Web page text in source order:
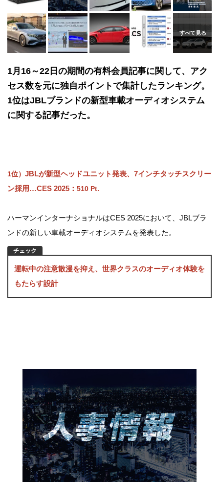
1月16～22日の期間の有料会員記事に関して、アク
セス数を元に独自ポイントで集計したランキング。
1位はJBLブランドの新型車載オーディオシステム
に関する記事だった。
1位） JBLが新型ヘッドユニット発表、7インチタッチスクリー
ン採用…CES 2025 ： 510 Pt.
ハーマンインターナショナルはCES 2025において、JBLブラ
ンドの新しい車載オーディオシステムを発表した。
運転中の注意散漫を抑え、世界クラスのオーディオ体験を
もたらす設計